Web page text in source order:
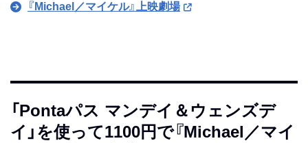
『Michael／マイケル』上映劇場
「Pontaパス マンデイ＆ウェンズデ
イ」を使って1100円で『Michael／マイ